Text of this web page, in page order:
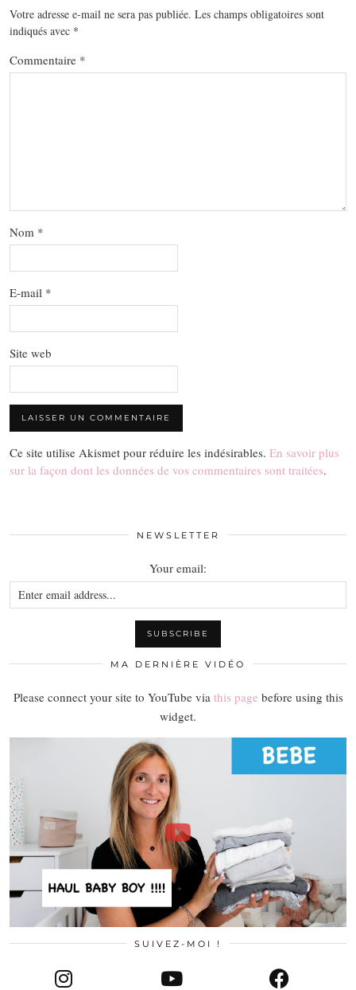
Votre adresse e-mail ne sera pas publiée. Les champs obligatoires sont
indiqués avec *
Commentaire *
Nom *
E-mail *
Site web
Ce site utilise Akismet pour réduire les indésirables. En savoir plus
sur la façon dont les données de vos commentaires sont traitées.
NEWSLETTER
Your email:
MA DERNIÈRE VIDÉO
Please connect your site to YouTube via this page before using this
widget.
SUIVEZ-MOI !